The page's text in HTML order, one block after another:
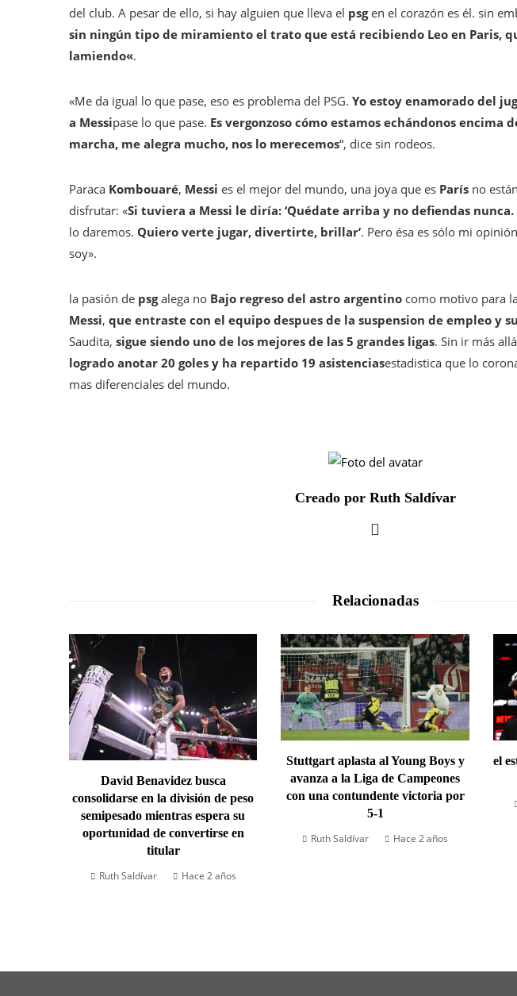
del club. A pesar de ello, si hay alguien que lleva el psgen el corazón es él. sin
sin ningún tipo de miramiento el trato que está recibiendo Leo en Paris,
lamiendo«.
«Me da igual lo que pase, eso es problema del PSG. Yo estoy enamorado del
a Messipase lo que pase. Es vergonzoso cómo estamos echándonos encima
marcha, me alegra mucho, nos lo merecemos“, dice sin rodeos.
Paraca Kombouaré, Messi es el mejor del mundo, una joya que es París no
disfrutar: «Si tuviera a Messi le diría: ‘Quédate arriba y no defiendas nunca.
lo daremos. Quiero verte jugar, divertirte, brillar’. Pero ésa es sólo mi
soy».
la pasión de psgalega no Bajo regreso del astro argentino como motivo para
Messi, que entraste con el equipo despues de la suspension de empleo y
Saudita, sigue siendo uno de los mejores de las 5 grandes ligas. Sin ir más
logrado anotar 20 goles y ha repartido 19 asistenciasestadistica que lo
mas diferenciales del mundo.
Creado por Ruth Saldívar
Relacionadas
David Benavidez busca
consolidarse en la división de peso
semipesado mientras espera su
oportunidad de convertirse en
titular
Ruth Saldívar
Hace 2 años
Stuttgart aplasta al Young Boys y
avanza a la Liga de Campeones
con una contundente victoria por
5-1
Ruth Saldívar
Hace 2 años
el